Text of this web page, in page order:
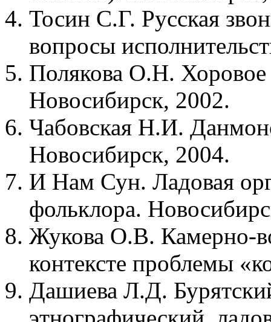
Тосин С.Г. Русская
вопросы
Полякова О.Н. Хоровое
Новосибирск, 2002.
Чабовская Н.И.
Новосибирск, 2004.
И Нам Сун. Ладовая
фольклора.
Жукова О.В. Камерно-
контексте проблемы
Дашиева Л.Д.